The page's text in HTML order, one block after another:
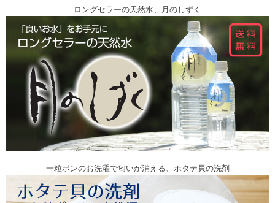
ロングセラーの天然水、月のしずく
一粒ポンのお洗濯で匂いが消える、ホタテ貝の洗剤